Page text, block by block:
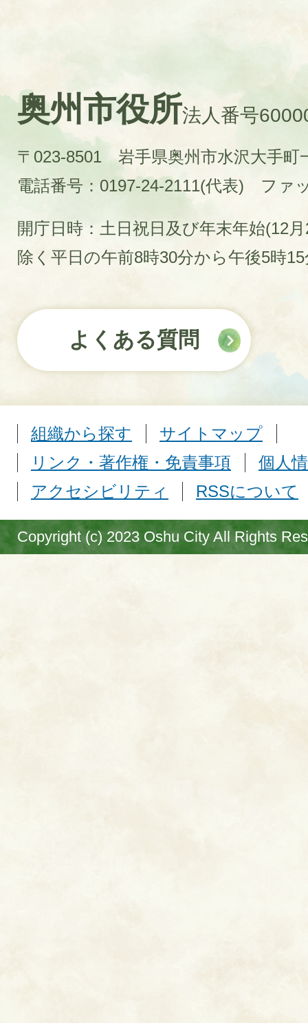
奥州市役所法人番号
〒023-8501 岩手県奥州市水沢大手町
電話番号：0197-24-2111(代表)
ファ
開庁日時：土日祝日及び年末年始(12
除く平日の午前8時30分から午後5時
よくある質問
組織から探す
サイトマップ
リンク・著作権・免責事項
個人
アクセシビリティ
RSSについて
Copyright (c) 2023 Oshu City All Rights